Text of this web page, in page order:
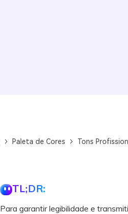
Paleta de Cores Tons
TL;DR:
Para garantir legibilidade e